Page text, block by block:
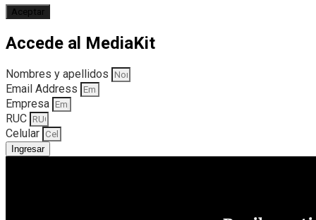
Aceptar
Accede al MediaKit
Nombres y apellidos
Email Address
Empresa
RUC
Celular
Ingresar